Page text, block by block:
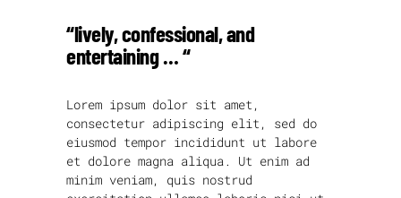
“lively, confessional, and
entertaining … “
Lorem ipsum dolor sit amet,
consectetur adipiscing elit, sed do
eiusmod tempor incididunt ut labore
et dolore magna aliqua. Ut enim ad
minim veniam, quis nostrud